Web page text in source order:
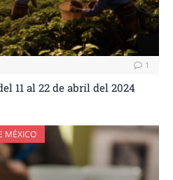
1
11 al 22 de abril del 2024
MÉXICO